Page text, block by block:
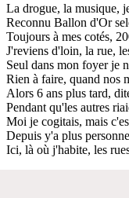
La drogue, la musique,
Reconnu Ballon d'Or
Toujours à mes cotés,
J'reviens d'loin, la rue,
Seul dans mon foyer je
Rien à faire, quand nos
Alors 6 ans plus tard,
Pendant qu'les autres
Moi je cogitais, mais
Depuis y'a plus
Ici, là où j'habite, les